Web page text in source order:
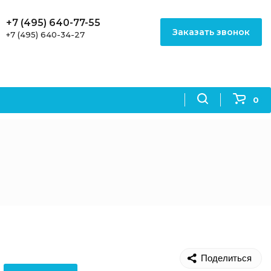
0
+7 (495) 640-77-55
+7 (495) 640-34-27 Заказать звонок
Поделиться